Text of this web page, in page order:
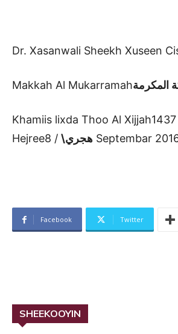
Dr. Xasanwali Sheekh Xuseen
Makkah Al Mukarramah
Khamiis lixda Thoo Al Xijjah1437
Hejree
هجري\ / 8 Septembar
Facebook Twitter
SHEEKOOYIN